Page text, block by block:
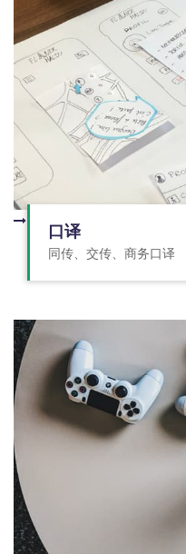
口译
同传、交传、商务口译